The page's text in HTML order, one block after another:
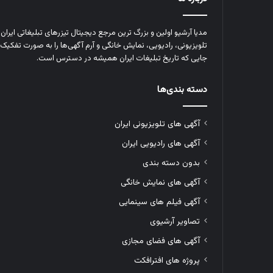
مدیا آرشیو اولین و بزرگ‌ ترین مرجع دیجیتال تیزرهای تبلیغاتی
تلویزیونی، رادیویی، نمایش خانگی و آرم‌ آگهی‌ها را به‌ صورت
جایی که تاریخ تبلیغات ایران همیشه در دسترس است.
دسته بندی‌ها
آگهی های تلویزیونی ایران
آگهی های رادیویی ایران
بدون دسته بندی
آگهی های نمایش خانگی
آگهی فیلم های سینمایی
تصاویر آرشیوی
آگهی های فضای مجازی
پروژه های افترافکت